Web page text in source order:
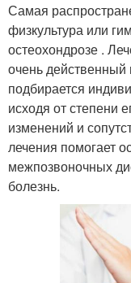
Самая
физкультура или
остеохондрозе .
очень
подбирается
исходя от степени
изменений и
лечения помогает
межпозвоночных
болезнь.